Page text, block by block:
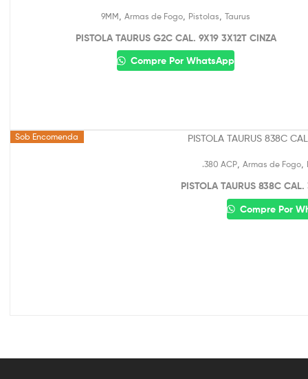
9MM Armas de Fogo Pistolas Taurus
PISTOLA TAURUS G2C CAL. 9X19 3X12T CINZA
Compre Por WhatsApp
Sob Encomenda
.380 ACP Armas de Fogo
PISTOLA TAURUS 838C
Compre Por